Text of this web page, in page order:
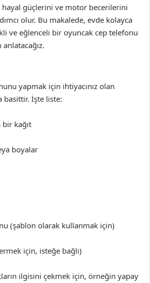
güçlerini ve motor becerilerini
olur. Bu makalede, evde kolayca
ve eğlenceli bir oyuncak cep telefonu
anlatacağız.
yapmak için ihtiyacınız olan
basittir. İşte liste:
bir kağıt
boyalar
(şablon olarak kullanmak için)
için, isteğe bağlı)
ilgisini çekmek için, örneğin yapay